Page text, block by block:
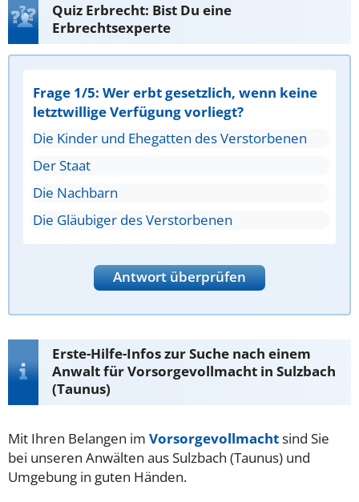
Quiz Erbrecht: Bist Du eine
Erbrechtsexperte
Frage 1/5: Wer erbt gesetzlich, wenn keine
letztwillige Verfügung vorliegt?
Die Kinder und Ehegatten des Verstorbenen
Der Staat
Die Nachbarn
Die Gläubiger des Verstorbenen
Antwort überprüfen
Erste-Hilfe-Infos zur Suche nach einem
Anwalt für Vorsorgevollmacht in Sulzbach
(Taunus)
Mit Ihren Belangen im Vorsorgevollmachtsind Sie
bei unseren Anwälten aus Sulzbach (Taunus) und
Umgebung in guten Händen.